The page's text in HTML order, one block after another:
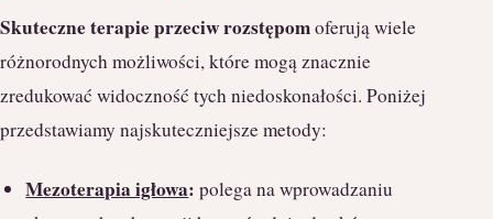
Skuteczne terapie przeciw rozstępomoferują wiele
różnorodnych możliwości, które mogą znacznie
zredukować widoczność tych niedoskonałości. Poniżej
przedstawiamy najskuteczniejsze metody:
Mezoterapia igłowa: polega na wprowadzaniu